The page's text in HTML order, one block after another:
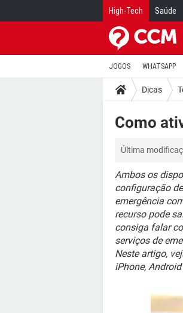
High-Tech Saúde
JOGOS WHATSAPP
Dicas
Como
Última
Ambos os
configuração
emergência
recurso pode
consiga falar
serviços de
Neste artigo,
iPhone,